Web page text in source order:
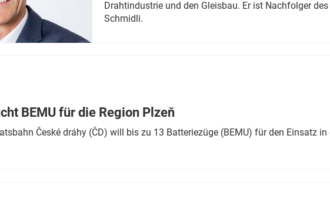
Drahtindustrie und den Gleisbau. Er ist Nachfolger
Schmidli.
BEMU für die Region Plzeň
České dráhy (ČD) will bis zu 13 Batteriezüge (BEMU) für den Einsatz